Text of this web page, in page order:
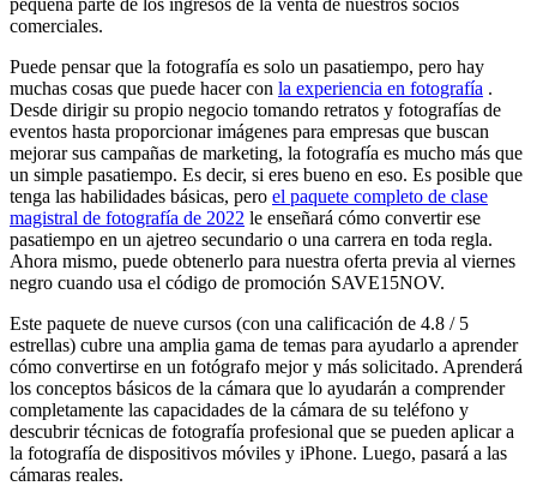
comerciales.
Puede pensar que la fotografía es solo un pasatiempo, pero hay
muchas cosas que puede hacer con la experiencia en fotografía .
Desde dirigir su propio negocio tomando retratos y fotografías de
eventos hasta proporcionar imágenes para empresas que buscan
mejorar sus campañas de marketing, la fotografía es mucho más que
un simple pasatiempo. Es decir, si eres bueno en eso. Es posible que
tenga las habilidades básicas, pero el paquete completo de clase
magistral de fotografía de 2022 le enseñará cómo convertir ese
pasatiempo en un ajetreo secundario o una carrera en toda regla.
Ahora mismo, puede obtenerlo para nuestra oferta previa al viernes
negro cuando usa el código de promoción SAVE15NOV.
Este paquete de nueve cursos (con una calificación de 4.8 / 5
estrellas) cubre una amplia gama de temas para ayudarlo a aprender
cómo convertirse en un fotógrafo mejor y más solicitado. Aprenderá
los conceptos básicos de la cámara que lo ayudarán a comprender
completamente las capacidades de la cámara de su teléfono y
descubrir técnicas de fotografía profesional que se pueden aplicar a
la fotografía de dispositivos móviles y iPhone. Luego, pasará a las
cámaras reales.